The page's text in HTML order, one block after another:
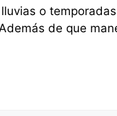
o
de que